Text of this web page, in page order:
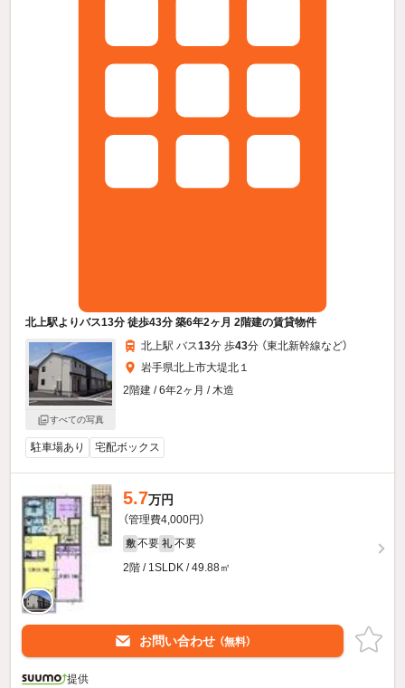
北上駅よりバス13分 徒歩43分 築6年2ヶ月 2階建の賃貸物件
すべての写真
北上駅 バス13分 歩43分 （東北新幹線など）
岩手県北上市大堤北１
2階建 / 6年2ヶ月 / 木造
駐車場あり 宅配ボックス
5.7万円
（管理費4,000円）
敷 不要 礼 不要
2階 / 1SLDK / 49.88㎡
お問い合わせ （無料）
提供